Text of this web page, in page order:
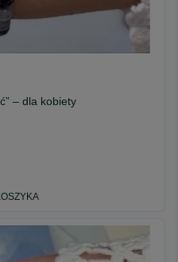
– dla kobiety